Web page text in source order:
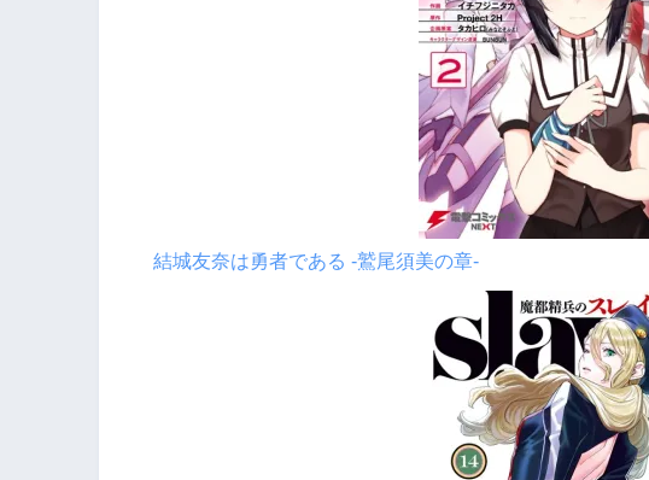
結城友奈は勇者である -鷲尾須美の章-